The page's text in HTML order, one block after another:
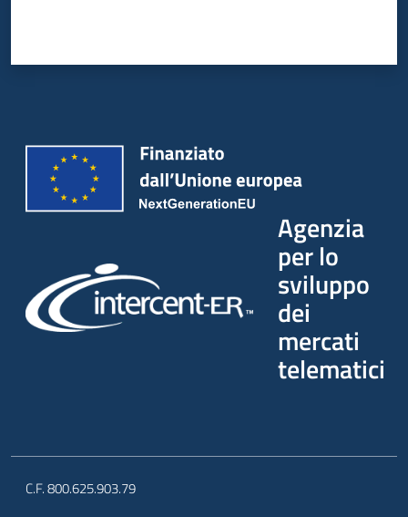
Agenzia
per lo
sviluppo
dei
mercati
telematici
C.F. 800.625.903.79